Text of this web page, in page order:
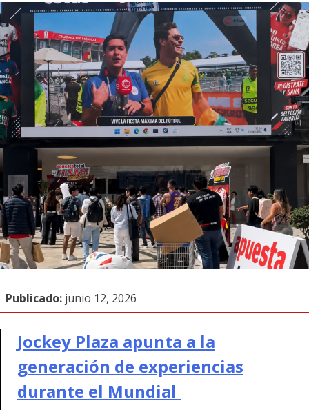
Publicado: junio 12, 2026
Jockey Plaza apunta a la
generación de experiencias
durante el Mundial